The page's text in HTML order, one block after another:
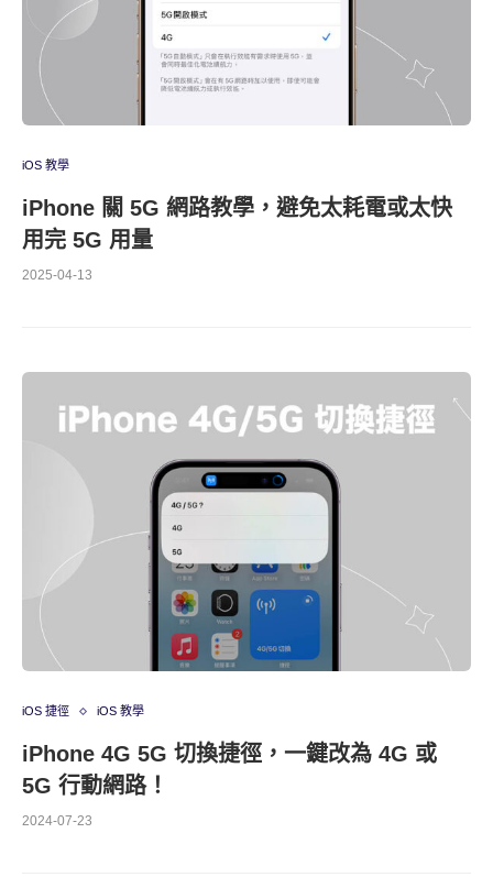
iOS 教學
iPhone 關 5G 網路教學，避免太耗電或太快
用完 5G 用量
2025-04-13
iOS 捷徑 iOS 教學
iPhone 4G 5G 切換捷徑，一鍵改為 4G 或
5G 行動網路！
2024-07-23